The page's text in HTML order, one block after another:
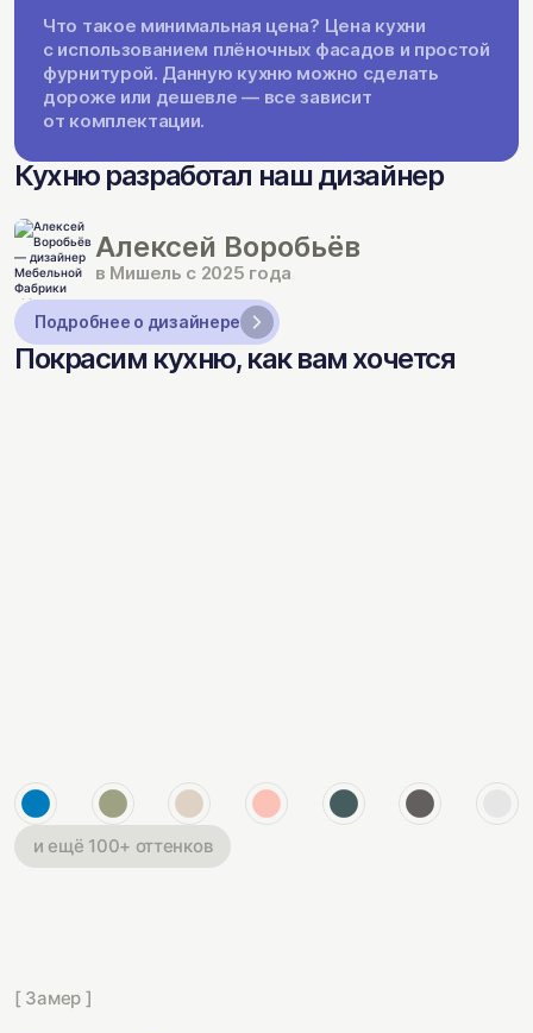
Что такое минимальная цена? Цена кухни
с использованием плёночных фасадов и простой
фурнитурой. Данную кухню можно сделать
дороже или дешевле — все зависит
от комплектации.
Кухню разработал наш дизайнер
Алексей Воробьёв
в Мишель с 2025 года
Подробнее о дизайнере
Покрасим кухню, как вам хочется
и ещё 100+ оттенков
[ Замер ]